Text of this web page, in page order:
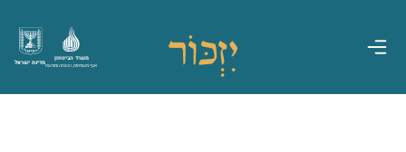
מדינת ישראל
משרד הביטחון
אגף משפחות, הנצחה ומורשת